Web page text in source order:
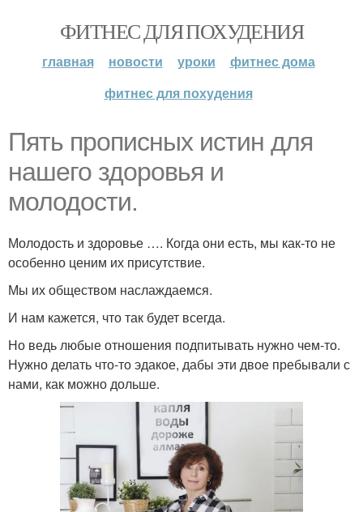
ФИТНЕС ДЛЯ ПОХУДЕНИЯ
главная новости уроки
фитнес дома
фитнес для похудения
Пять прописных истин для
нашего здоровья и
молодости.
Молодость и здоровье …. Когда они есть, мы как-то не
особенно ценим их присутствие.
Мы их обществом наслаждаемся.
И нам кажется, что так будет всегда.
Но ведь любые отношения подпитывать нужно чем-то.
Нужно делать что-то эдакое, дабы эти двое пребывали с
нами, как можно дольше.